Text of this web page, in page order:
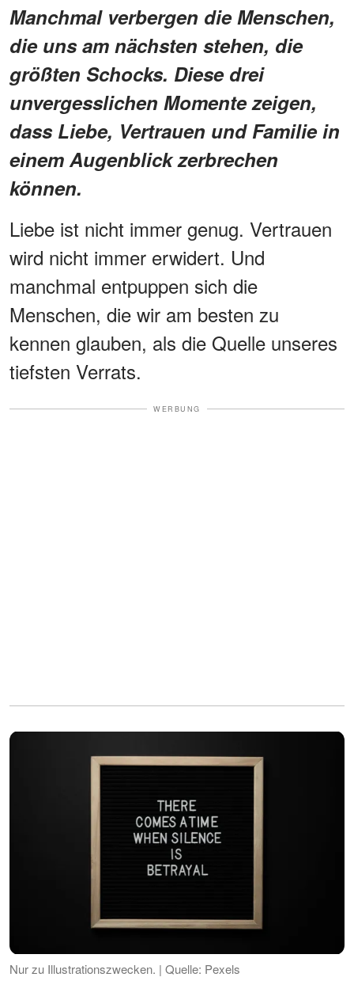
Manchmal verbergen die Menschen,
die uns am nächsten stehen, die
größten Schocks. Diese drei
unvergesslichen Momente zeigen,
dass Liebe, Vertrauen und Familie in
einem Augenblick zerbrechen
können.
Liebe ist nicht immer genug. Vertrauen
wird nicht immer erwidert. Und
manchmal entpuppen sich die
Menschen, die wir am besten zu
kennen glauben, als die Quelle unseres
tiefsten Verrats.
WERBUNG
Nur zu Illustrationszwecken. | Quelle: Pexels